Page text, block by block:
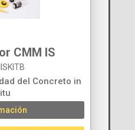
CMM IS
del Concreto in